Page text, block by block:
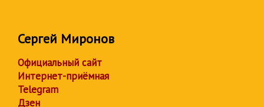
Сергей Миронов
Официальный сайт
Интернет-приёмная
Telegram
Дзен